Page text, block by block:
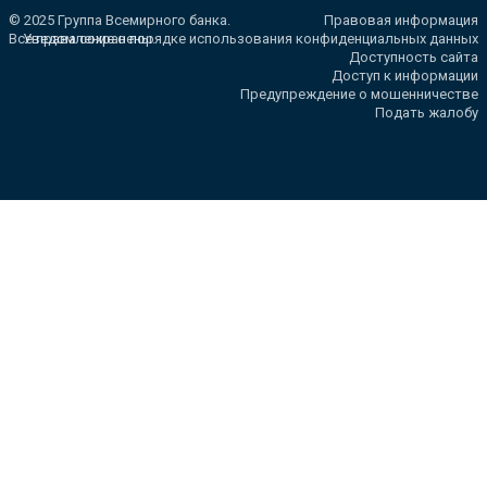
© 2025 Группа Всемирного банка.
Все права сохранены.
Правовая информация
Уведомление о порядке использования конфиденциальных данных
Доступность сайта
Доступ к информации
Предупреждение о мошенничестве
Подать жалобу